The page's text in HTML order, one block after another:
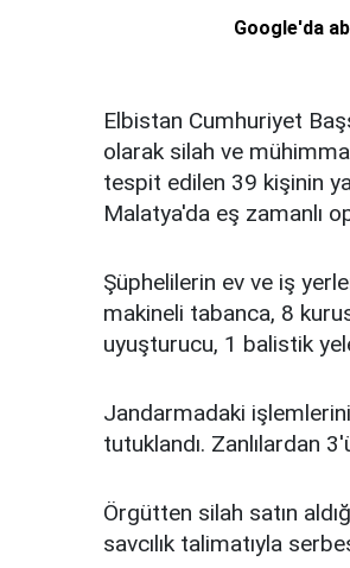
Google'da
Elbistan Cumhuriyet
olarak silah ve
tespit edilen 39 kişinin
Malatya'da eş zamanlı
Şüphelilerin ev ve iş
makineli tabanca, 8
uyuşturucu, 1 balistik
Jandarmadaki
tutuklandı. Zanlılardan
Örgütten silah satın
savcılık talimatıyla